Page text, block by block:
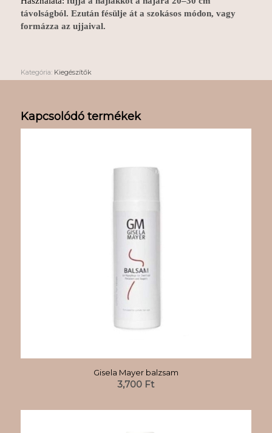
távolságból. Ezután fésülje át a szokásos módon, vagy
formázza az ujjaival.
Kategória: Kiegészítők
Kapcsolódó termékek
Gisela Mayer balzsam
3,700 Ft